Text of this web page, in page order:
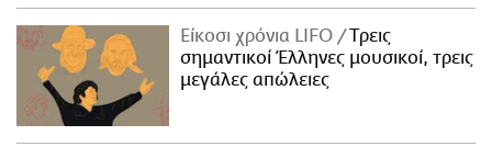
Είκοσι χρόνια LIFO
Tρεις
σημαντικοί Έλληνες μουσικοί, τρεις
μεγάλες απώλειες